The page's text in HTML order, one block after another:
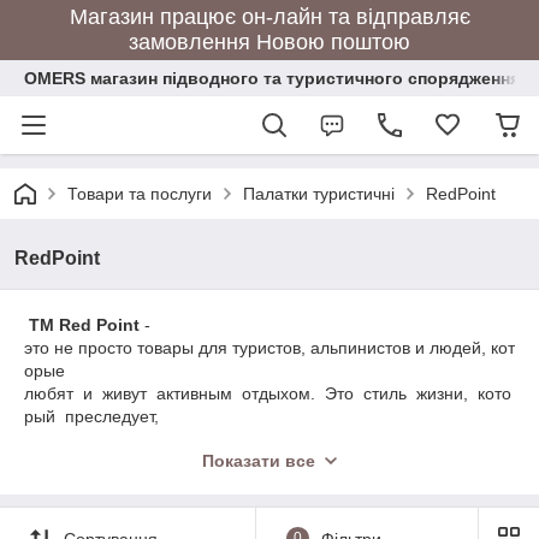
Магазин працює он-лайн та відправляє
замовлення Новою поштою
OMERS магазин підводного та туристичного спорядження
Товари та послуги Палатки туристичні RedPoint
RedPoint
ТМ Red Point -
это не просто товары для туристов, альпинистов и людей, кот
орые
любят и живут активным отдыхом. Это стиль жизни, кото
рый преследует,
Мы взяли во внимание опыт прошлого, наложили на не
чтобы создать многообещающие будущее в сфере туристиче
ского снаряжения.
Показати все